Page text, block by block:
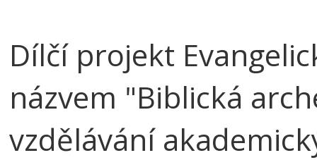
Dílčí projekt
názvem "Biblická
vzdělávání